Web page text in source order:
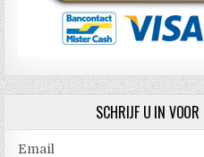
SCHRIJF U IN VOOR
Email